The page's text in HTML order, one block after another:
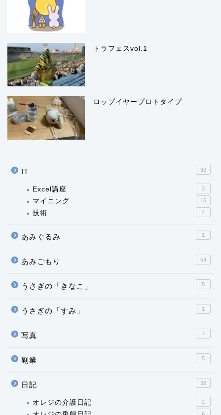
トラフェスvol.1
ロップイヤープロトタイプ
IT 30
Excel講座 3
マイニング 15
技術 4
あみぐるみ 1
あみごもり 54
うさぎの「きなこ」 5
うさぎの「すみ」 1
写真 7
副業 5
日記 38
オレジの介護日記 2
6